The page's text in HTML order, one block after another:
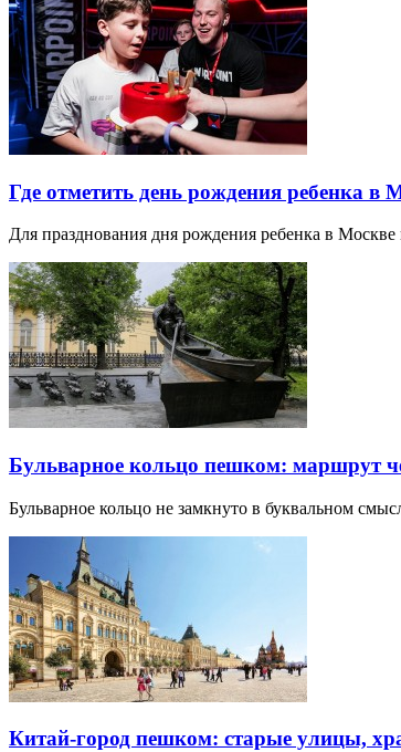
Где отметить день рождения ребенка
Для празднования дня рождения ребенка в
Бульварное кольцо пешком: маршрут
Бульварное кольцо не замкнуто в буквальном
Китай-город пешком: старые улицы,